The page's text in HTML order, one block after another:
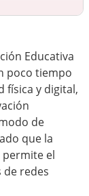
Educativa
poco tiempo
física y digital,
de
que la
el
redes